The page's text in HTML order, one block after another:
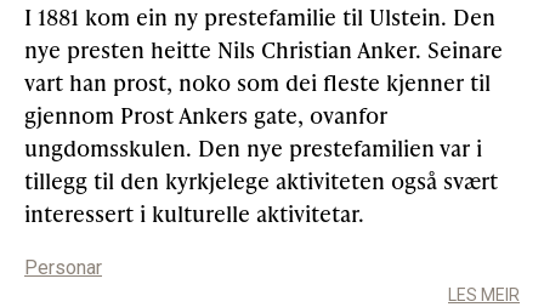
I 1881 kom ein ny prestefamilie til Ulstein. Den
nye presten heitte Nils Christian Anker. Seinare
vart han prost, noko som dei fleste kjenner til
gjennom Prost Ankers gate, ovanfor
ungdomsskulen. Den nye prestefamilien var i
tillegg til den kyrkjelege aktiviteten også svært
interessert i kulturelle aktivitetar.
Personar
LES MEIR